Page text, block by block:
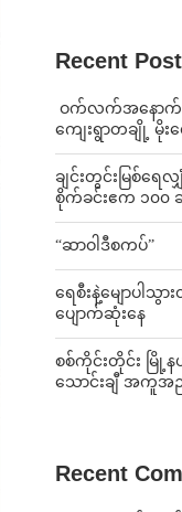
Recent
ဝက်လက်အနောက်ခြ
ကျေးရွာတချို့ မို
ချင်းတွင်းမြစ်ရေ
စိုက်ခင်းဧက ၁၀၀ ခ
“ဆာဝါဒီစကပ်”
ရေစီးနဲ့မျောပါသွ
ပျောက်ဆုံးနေ
စစ်ကိုင်းတိုင်း မြို့
သောင်းချီ အကူ
Recent